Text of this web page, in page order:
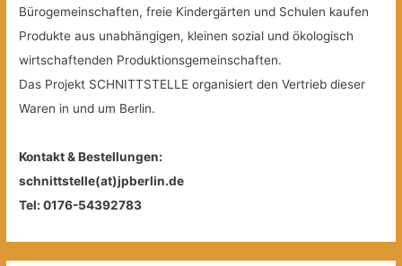
Bürogemeinschaften, freie Kindergärten und Schulen kaufen
Produkte aus unabhängigen, kleinen sozial und ökologisch
wirtschaftenden Produktionsgemeinschaften.
Das Projekt SCHNITTSTELLE organisiert den Vertrieb dieser
Waren in und um Berlin.
Kontakt & Bestellungen:
schnittstelle(at)jpberlin.de
Tel: 0176-54392783